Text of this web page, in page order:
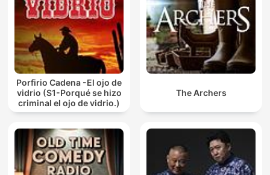
Porfirio Cadena -El ojo de
vidrio (S1-Porqué se hizo
criminal el ojo de vidrio.)
The Archers